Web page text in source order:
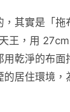
其實是「拖
王，用
乾淨的布面
居住環境，